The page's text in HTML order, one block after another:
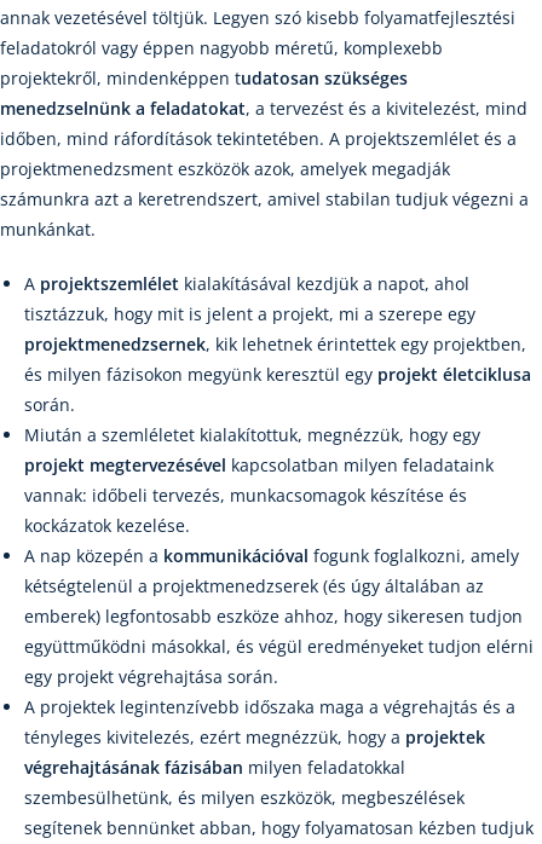
annak vezetésével töltjük. Legyen szó kisebb folyamatfejlesztési
feladatokról vagy éppen nagyobb méretű, komplexebb
projektekről, mindenképpen tudatosan szükséges
menedzselnünk a feladatokat, a tervezést és a kivitelezést, mind
időben, mind ráfordítások tekintetében. A projektszemlélet és a
projektmenedzsment eszközök azok, amelyek megadják
számunkra azt a keretrendszert, amivel stabilan tudjuk végezni a
munkánkat.
A projektszemlélet kialakításával kezdjük a napot, ahol
tisztázzuk, hogy mit is jelent a projekt, mi a szerepe egy
projektmenedzsernek, kik lehetnek érintettek egy projektben,
és milyen fázisokon megyünk keresztül egy projekt életciklusa
során.
Miután a szemléletet kialakítottuk, megnézzük, hogy egy
projekt megtervezésével kapcsolatban milyen feladataink
vannak: időbeli tervezés, munkacsomagok készítése és
kockázatok kezelése.
A nap közepén a kommunikációval fogunk foglalkozni, amely
kétségtelenül a projektmenedzserek (és úgy általában az
emberek) legfontosabb eszköze ahhoz, hogy sikeresen tudjon
együttműködni másokkal, és végül eredményeket tudjon elérni
egy projekt végrehajtása során.
A projektek legintenzívebb időszaka maga a végrehajtás és a
tényleges kivitelezés, ezért megnézzük, hogy a projektek
végrehajtásának fázisában milyen feladatokkal
szembesülhetünk, és milyen eszközök, megbeszélések
segítenek bennünket abban, hogy folyamatosan kézben tudjuk